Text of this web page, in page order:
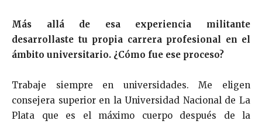
Más allá de esa experiencia militante
desarrollaste tu propia carrera profesional en el
ámbito universitario. ¿Cómo fue ese proceso?
Trabaje siempre en universidades. Me eligen
consejera superior en la Universidad Nacional de La
Plata que es el máximo cuerpo después de la